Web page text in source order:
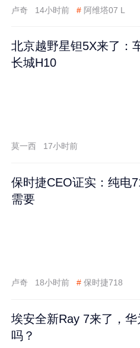
卢奇 14小时前 # 阿维塔07 L
北京越野星钽5X来了：
长城H10
莫一西 17小时前
保时捷CEO证实：纯电
需要
卢奇 18小时前 # 保时捷718
埃安全新Ray 7来了，
吗？